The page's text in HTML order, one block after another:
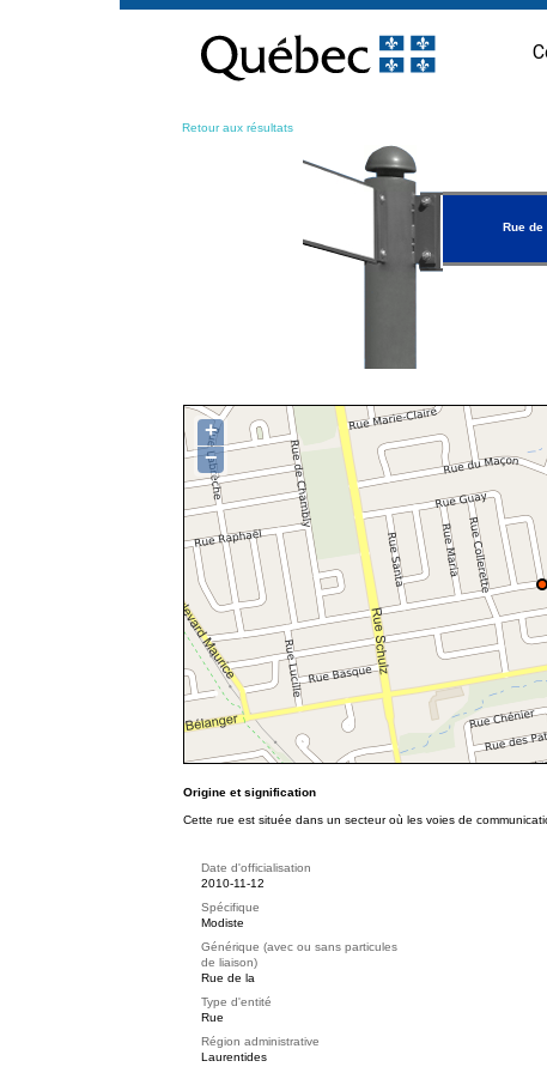
contenu
Retour aux résultats
Rue de
+
−
Origine et signification
Cette rue est située dans un secteur où les voies de
Date d'officialisation
2010-11-12
Spécifique
Modiste
Générique (avec ou sans particules
de liaison)
Rue de la
Type d'entité
Rue
Région administrative
Laurentides